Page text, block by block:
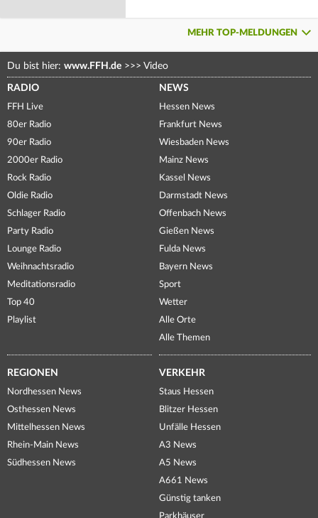
MEHR TOP-MELDUNGEN
Du bist hier: www.FFH.de >>> Video
RADIO
FFH Live
80er Radio
90er Radio
2000er Radio
Rock Radio
Oldie Radio
Schlager Radio
Party Radio
Lounge Radio
Weihnachtsradio
Meditationsradio
Top 40
Playlist
NEWS
Hessen News
Frankfurt News
Wiesbaden News
Mainz News
Kassel News
Darmstadt News
Offenbach News
Gießen News
Fulda News
Bayern News
Sport
Wetter
Alle Orte
Alle Themen
REGIONEN
Nordhessen News
Osthessen News
Mittelhessen News
Rhein-Main News
Südhessen News
VERKEHR
Staus Hessen
Blitzer Hessen
Unfälle Hessen
A3 News
A5 News
A661 News
Günstig tanken
Parkhäuser